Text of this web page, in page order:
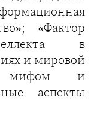
«Фактор
в
и мировой
мифом и
аспекты